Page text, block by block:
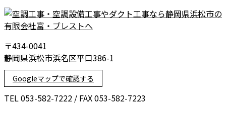
〒434-0041
静岡県浜松市浜名区平口386-1
Googleマップで確認する
TEL 053-582-7222 / FAX 053-582-7223